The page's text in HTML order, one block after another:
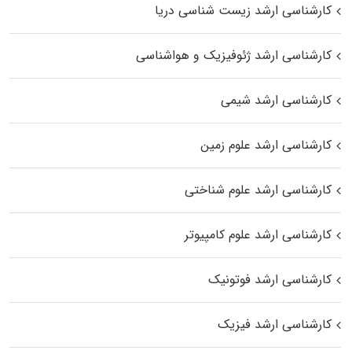
کارشناسی ارشد زیست‌ شناسی دریا
کارشناسی ارشد ژئوفیزیک و هواشناسی
کارشناسی ارشد شیمی
کارشناسی ارشد علوم زمین
کارشناسی ارشد علوم شناختی
کارشناسی ارشد علوم کامپیوتر
کارشناسی ارشد فوتونیک
کارشناسی ارشد فیزیک